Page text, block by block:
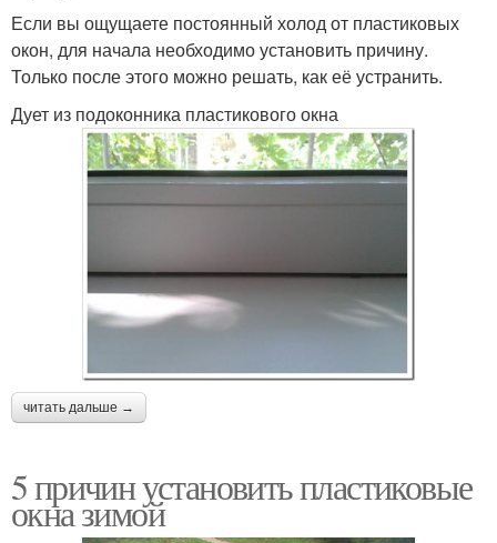
Если вы ощущаете постоянный холод от пластиковых
окон, для начала необходимо установить причину.
Только после этого можно решать, как её устранить.
Дует из подоконника пластикового окна
читать дальше →
5 причин установить пластиковые
окна зимой